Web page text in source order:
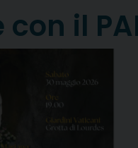
il